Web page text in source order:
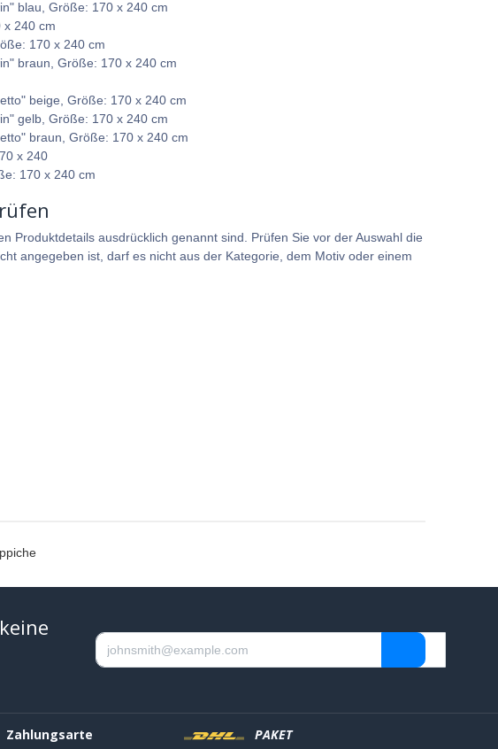
blau, Größe: 170 x 240 cm
x 240 cm
170 x 240 cm
braun, Größe: 170 x 240 cm
beige, Größe: 170 x 240 cm
gelb, Größe: 170 x 240 cm
braun, Größe: 170 x 240 cm
x 240
170 x 240 cm
Produktdetails ausdrücklich genannt sind. Prüfen Sie vor der Auswahl die
angegeben ist, darf es nicht aus der Kategorie, dem Motiv oder einem
Zahlungsarte PAKET